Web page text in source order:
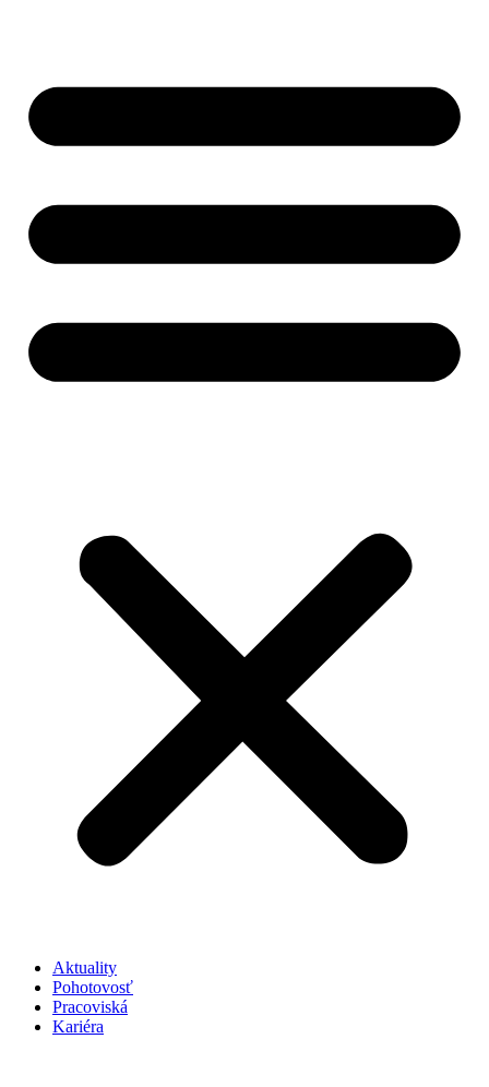
Aktuality
Pohotovosť
Pracoviská
Kariéra